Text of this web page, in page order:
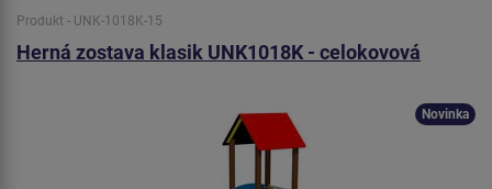
Produkt - UNK-1018K-15
Herná zostava klasik UNK1018K - celokovová
Novinka